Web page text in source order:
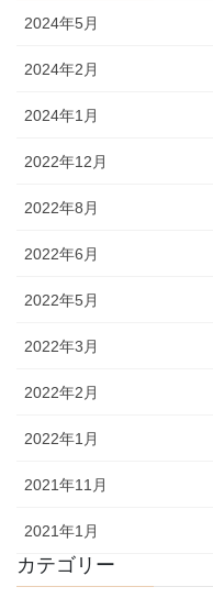
2024年5月
2024年2月
2024年1月
2022年12月
2022年8月
2022年6月
2022年5月
2022年3月
2022年2月
2022年1月
2021年11月
2021年1月
カテゴリー